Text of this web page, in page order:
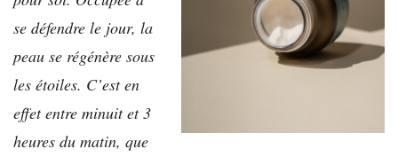
se défendre le jour, la
peau se régénère sous
les étoiles. C’est en
effet entre minuit et 3
heures du matin, que